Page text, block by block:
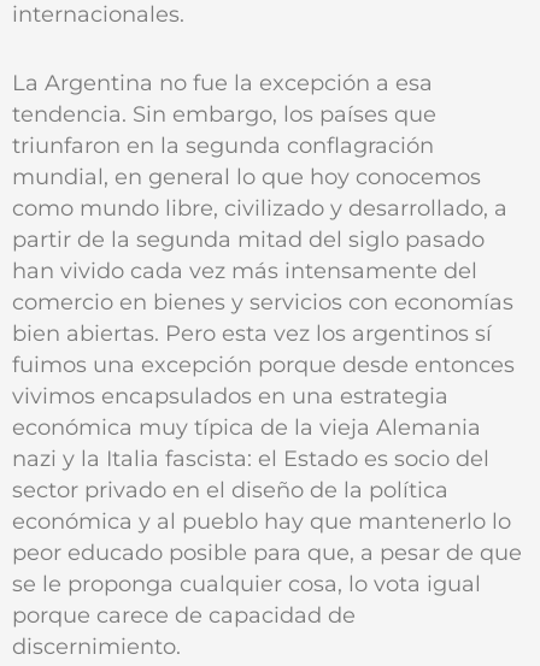
internacionales.
La Argentina no fue la excepción a esa
tendencia. Sin embargo, los países que
triunfaron en la segunda conflagración
mundial, en general lo que hoy conocemos
como mundo libre, civilizado y desarrollado, a
partir de la segunda mitad del siglo pasado
han vivido cada vez más intensamente del
comercio en bienes y servicios con economías
bien abiertas. Pero esta vez los argentinos sí
fuimos una excepción porque desde entonces
vivimos encapsulados en una estrategia
económica muy típica de la vieja Alemania
nazi y la Italia fascista: el Estado es socio del
sector privado en el diseño de la política
económica y al pueblo hay que mantenerlo lo
peor educado posible para que, a pesar de que
se le proponga cualquier cosa, lo vota igual
porque carece de capacidad de
discernimiento.